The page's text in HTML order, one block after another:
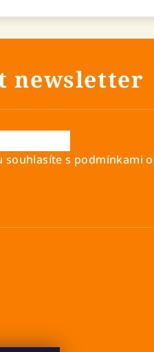
newsletter
souhlasíte s podmínkami